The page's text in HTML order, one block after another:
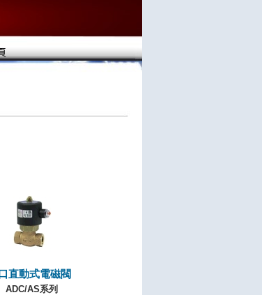
直動式電磁閥
ADC/AS系列